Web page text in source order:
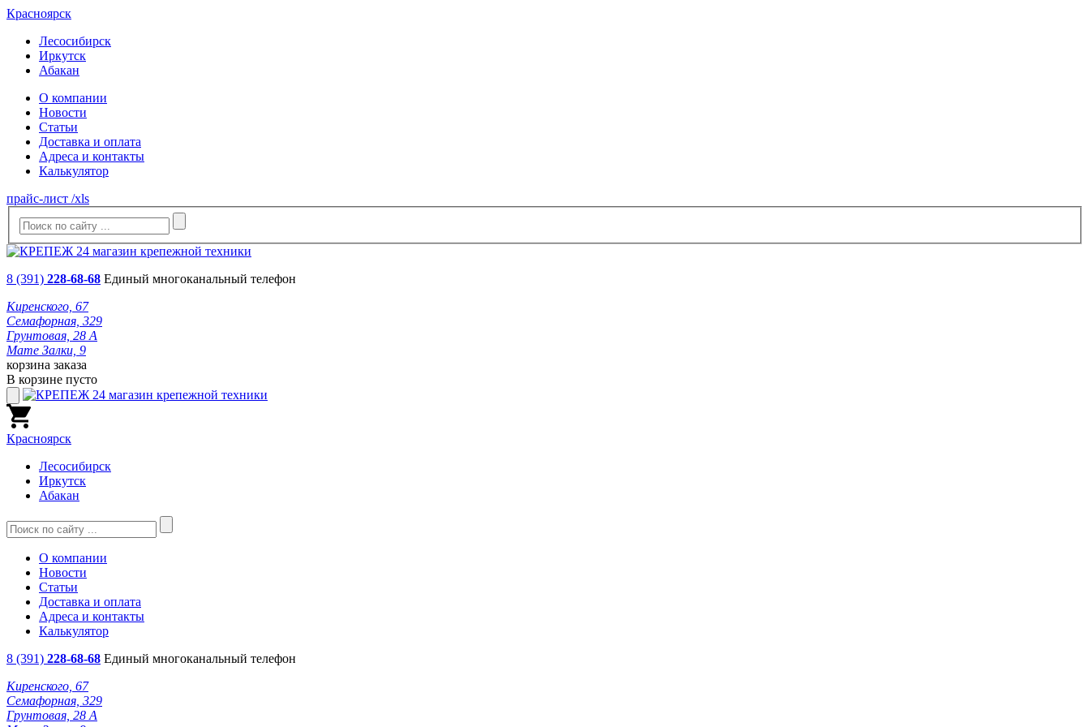
Красноярск
Лесосибирск
Иркутск
Абакан
О компании
Новости
Статьи
Доставка и оплата
Адреса и контакты
Калькулятор
прайс-лист /xls
8 (391) 228-68-68 Единый многоканальный телефон
Киренского, 67
Семафорная, 329
Грунтовая, 28 А
Мате Залки, 9
корзина заказа
В корзине пусто
Красноярск
Лесосибирск
Иркутск
Абакан
О компании
Новости
Статьи
Доставка и оплата
Адреса и контакты
Калькулятор
8 (391) 228-68-68 Единый многоканальный телефон
Киренского, 67
Семафорная, 329
Грунтовая, 28 А